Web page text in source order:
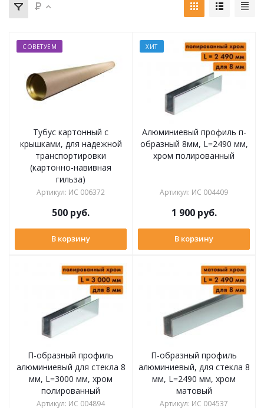
СОВЕТУЕМ
Тубус картонный с
крышками, для надежной
транспортировки
(картонно-навивная
гильза)
Артикул: ИС 006372
500 руб.
В корзину
ХИТ
Алюминиевый профиль п-
образный 8мм, L=2490 мм,
хром полированный
Артикул: ИС 004409
1 900руб.
В корзину
П-образный профиль
алюминиевый для стекла 8
мм, L=3000 мм, хром
полированный
Артикул: ИС 004894
П-образный профиль
алюминиевый, для стекла 8
мм, L=2490 мм, хром
матовый
Артикул: ИС 004537